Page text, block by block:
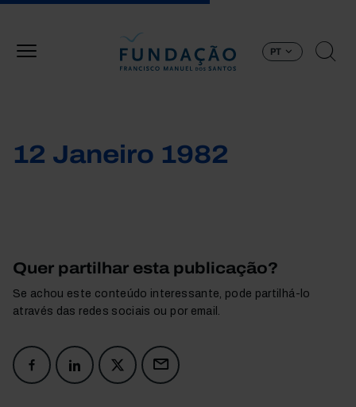
PT
12 Janeiro 1982
Quer partilhar esta publicação?
Se achou este conteúdo interessante, pode partilhá-lo
através das redes sociais ou por email.